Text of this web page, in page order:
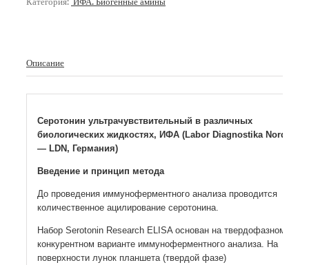
Описание
Серотонин ультрачувствительный в различных
биологических жидкостях, ИФА (Labor Diagnostika Nord
— LDN, Германия)
Введение и принцип метода
До проведения иммуноферментного анализа проводится
количественное ацилирование серотонина.
Набор Serotonin Research ELISA основан на твердофазном
конкурентном варианте иммуноферментного анализа. На
поверхности лунок планшета (твердой фазе)